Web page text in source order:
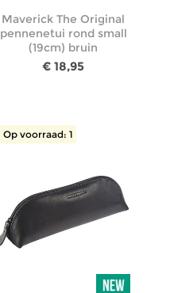
Maverick The Original
pennenetui rond small
(19cm) bruin
€ 18,95
Op voorraad: 1